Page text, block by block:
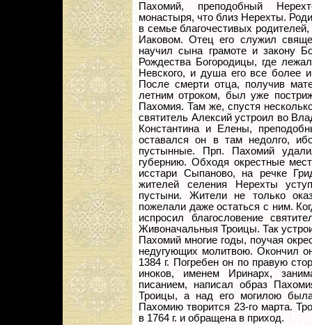
Пахомий, преподобный
монастыря, что близ Нерехты.
в семье благочестивых
Иаковом. Отец его служил
научил сына грамоте и закону
Рождества Богородицы, где
Невского, и душа его все более
После смерти отца, получив
летним отроком, был уже
Пахомия. Там же, спустя
святитель Алексий устроил во
Константина и Елены,
оставался он в там недолго,
пустынные. Прп. Пахомий
губернию. Обходя окрестные
исстари Сыпаново, на речке
жителей селения Нерехты
пустыни. Жители не только
пожелали даже остаться с ним.
испросил благословение
Живоначальныя Троицы. Так
Пахомий многие годы, поучая
недугующих молитвою. Окончил
1384 г. Погребен он по правую
иноков, именем Иринарх,
писанием, написал образ
Троицы, а над его могилою
Пахомию творится 23-го марта.
в 1764 г. и обращена в приход.